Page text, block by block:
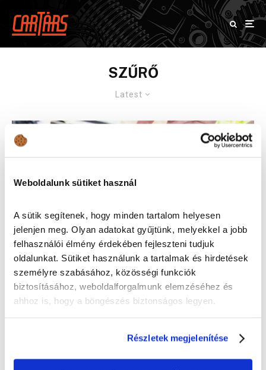
Weboldalunk sütiket használ
A sütik segítenek, hogy minden tartalom helyesen
jelenjen meg. Olyan adatokat gyűjtünk, melyekkel a jobb
felhasználói élmény érdekében fejleszteni tudjuk
oldalunkat. Sütiket használunk a tartalmak és hirdetések
személyre szabásához, közösségi funkciók
biztosításához, weboldalforgalmunk elemzéséhez és
ahhoz is, hogy a böngészés biztonságos legyen.
Részletek megjelenítése
SZŰRŐ
Latest
Nem csak a teához kell: beszéljünk a